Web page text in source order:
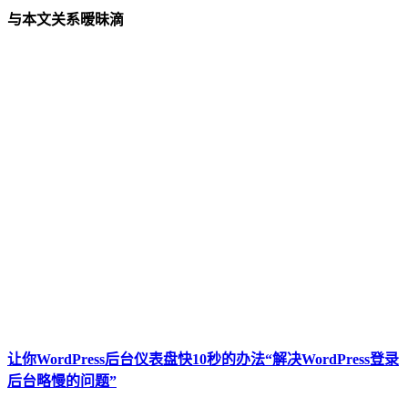
与本文关系暧昧滴
让你WordPress后台仪表盘快10秒的办法“解决WordPress登录
后台略慢的问题”